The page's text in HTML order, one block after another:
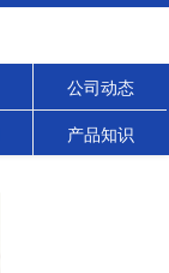
公司动态
产品知识